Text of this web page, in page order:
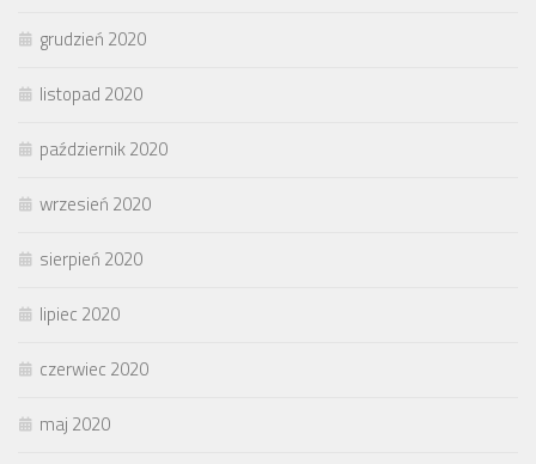
grudzień 2020
listopad 2020
październik 2020
wrzesień 2020
sierpień 2020
lipiec 2020
czerwiec 2020
maj 2020